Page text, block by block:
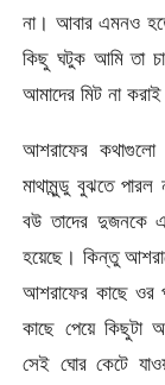
না। আবার এমনও
কিছু ঘটুক আমি তা
আমাদের মিট না
আশরাফের কথাগুলো
মাথামুন্ডু বুঝতে পারল
বউ তাদের দুজনকে
হয়েছে। কিন্তু
আশরাফের কাছে ওর
কাছে পেয়ে কিছুটা
সেই ঘোর কেটে